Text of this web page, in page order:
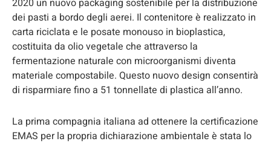
dei pasti a bordo degli aerei. Il contenitore è realizzato in
carta riciclata e le posate monouso in bioplastica,
costituita da olio vegetale che attraverso la
fermentazione naturale con microorganismi diventa
materiale compostabile. Questo nuovo design consentirà
di risparmiare fino a 51 tonnellate di plastica all’anno.
La prima compagnia italiana ad ottenere la certificazione
EMAS per la propria dichiarazione ambientale è stata lo